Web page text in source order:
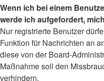
Wenn ich bei einem
werde ich aufgefordert,
Nur registrierte Benutzer
Funktion für Nachrichten an
diese von der Board-
Maßnahme soll den
verhindern.